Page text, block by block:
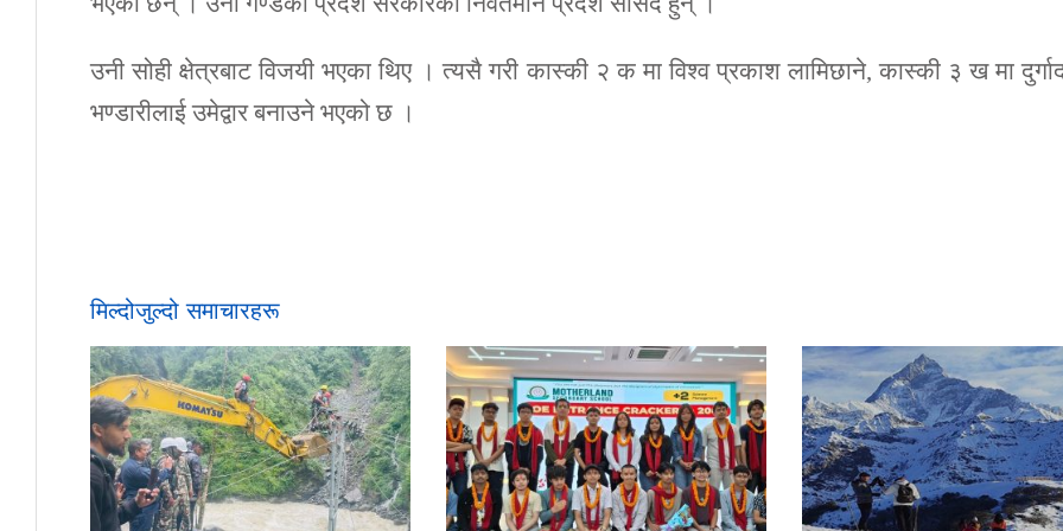
उनी सोही क्षेत्रबाट विजयी भएका थिए । त्यसै गरी कास्की २ क मा विश्व प्रकाश लामिछाने, कास्की ३ ख मा
भण्डारीलाई उमेद्वार बनाउने भएको छ ।
मिल्दोजुल्दो समाचारहरू